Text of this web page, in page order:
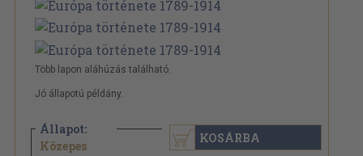
Több lapon aláhúzás található.
Jó állapotú példány.
Állapot:
Közepes
2.780 Ft KOSÁRBA